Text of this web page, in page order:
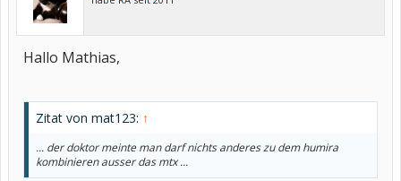
Hallo Mathias,
Zitat von mat123: ↑
... der doktor meinte man darf nichts anderes zu dem humira
kombinieren ausser das mtx ...